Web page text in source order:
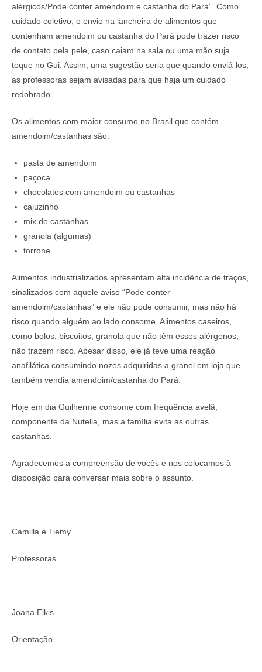
alérgicos/Pode conter amendoim e castanha do Pará”. Como
cuidado coletivo, o envio na lancheira de alimentos que
contenham amendoim ou castanha do Pará pode trazer risco
de contato pela pele, caso caiam na sala ou uma mão suja
toque no Gui. Assim, uma sugestão seria que quando enviá-los,
as professoras sejam avisadas para que haja um cuidado
redobrado.
Os alimentos com maior consumo no Brasil que contém
amendoim/castanhas são:
pasta de amendoim
paçoca
chocolates com amendoim ou castanhas
cajuzinho
mix de castanhas
granola (algumas)
torrone
Alimentos industrializados apresentam alta incidência de traços,
sinalizados com aquele aviso “Pode conter
amendoim/castanhas” e ele não pode consumir, mas não há
risco quando alguém ao lado consome. Alimentos caseiros,
como bolos, biscoitos, granola que não têm esses alérgenos,
não trazem risco. Apesar disso, ele já teve uma reação
anafilática consumindo nozes adquiridas a granel em loja que
também vendia amendoim/castanha do Pará.
Hoje em dia Guilherme consome com frequência avelã,
componente da Nutella, mas a família evita as outras
castanhas.
Agradecemos a compreensão de vocês e nos colocamos à
disposição para conversar mais sobre o assunto.
Camilla e Tiemy
Professoras
Joana Elkis
Orientação